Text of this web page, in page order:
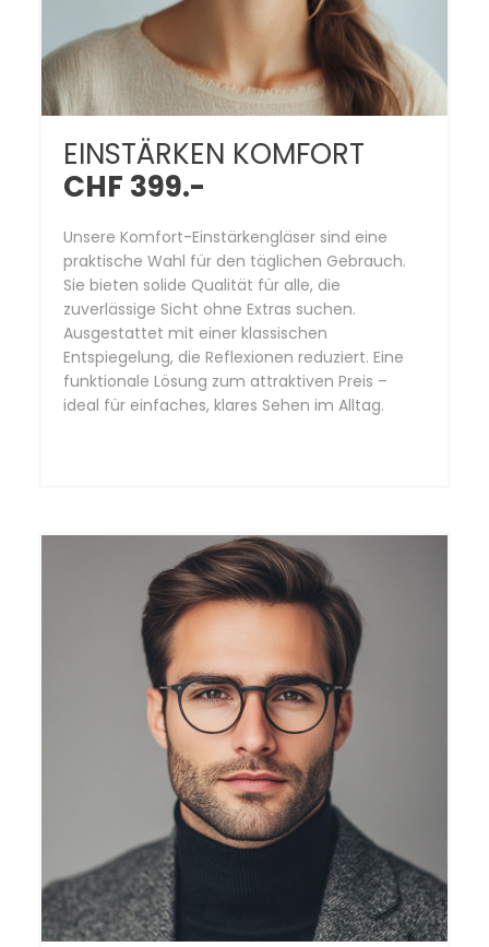
EINSTÄRKEN KOMFORT
CHF 399.-
Unsere Komfort-Einstärkengläser sind eine
praktische Wahl für den täglichen Gebrauch.
Sie bieten solide Qualität für alle, die
zuverlässige Sicht ohne Extras suchen.
Ausgestattet mit einer klassischen
Entspiegelung, die Reflexionen reduziert. Eine
funktionale Lösung zum attraktiven Preis –
ideal für einfaches, klares Sehen im Alltag.